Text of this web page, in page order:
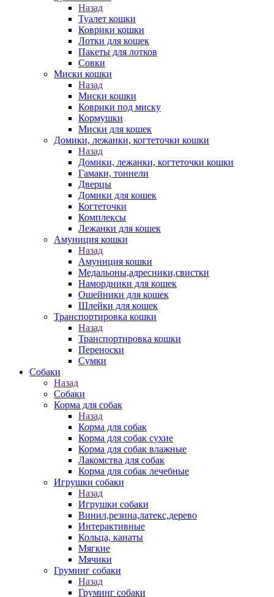
Назад
Туалет кошки
Коврики кошки
Лотки для кошек
Пакеты для лотков
Совки
Миски кошки
Назад
Миски кошки
Коврики под миску
Кормушки
Миски для кошек
Домики, лежанки, когтеточки кошки
Назад
Домики, лежанки, когтеточки кошки
Гамаки, тоннели
Дверцы
Домики для кошек
Когтеточки
Комплексы
Лежанки для кошек
Амуниция кошки
Назад
Амуниция кошки
Медальоны,адресники,свистки
Намордники для кошек
Ошейники для кошек
Шлейки для кошек
Транспортировка кошки
Назад
Транспортировка кошки
Переноски
Сумки
Собаки
Назад
Собаки
Корма для собак
Назад
Корма для собак
Корма для собак сухие
Корма для собак влажные
Лакомства для собак
Корма для собак лечебные
Игрушки собаки
Назад
Игрушки собаки
Винил,резина,латекс,дерево
Интерактивные
Кольца, канаты
Мягкие
Мячики
Груминг собаки
Назад
Груминг собаки